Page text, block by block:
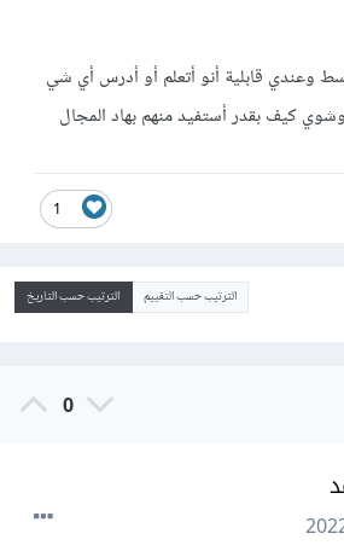
وعندي قابلية أنو أتعلم أو أدرس أي شي
كيف بقدر أستفيد منهم بهاد المجال
1
الترتيب حسب التقييم الترتيب حسب التاريخ
0